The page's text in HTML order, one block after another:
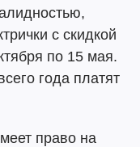
с скидкой
по 15 мая.
года платят
право на